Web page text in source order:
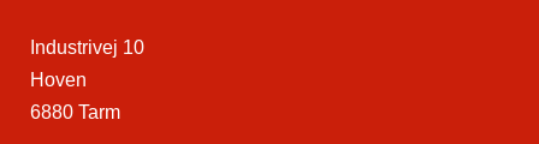
Industrivej 10
Hoven
6880 Tarm